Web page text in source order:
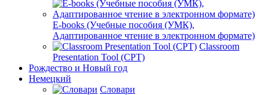
E-books (Учебные пособия (УМК),
Адаптированное чтение в электронном формате)
Classroom
Presentation Tool (CPT)
Рождество и Новый год
Немецкий
Словари